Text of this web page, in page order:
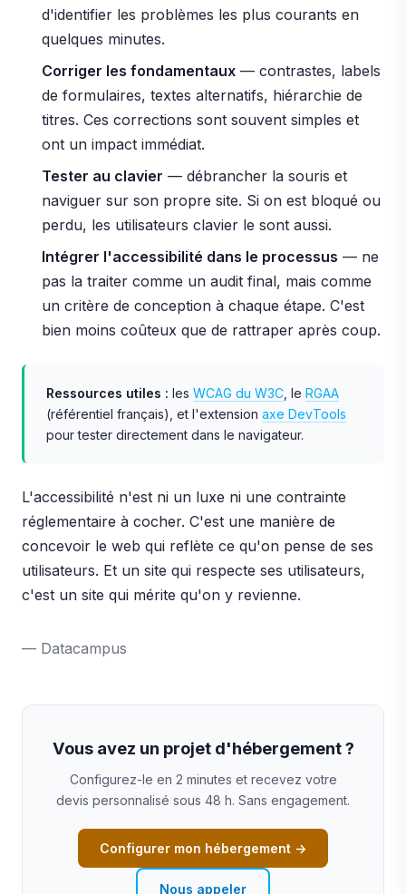
d'identifier les problèmes les plus courants en
quelques minutes.
Corriger les fondamentaux — contrastes, labels
de formulaires, textes alternatifs, hiérarchie de
titres. Ces corrections sont souvent simples et
ont un impact immédiat.
Tester au clavier — débrancher la souris et
naviguer sur son propre site. Si on est bloqué ou
perdu, les utilisateurs clavier le sont aussi.
Intégrer l'accessibilité dans le processus — ne
pas la traiter comme un audit final, mais comme
un critère de conception à chaque étape. C'est
bien moins coûteux que de rattraper après coup.
Ressources utiles : les WCAG du W3C , le RGAA
(référentiel français), et l'extension axe DevTools
pour tester directement dans le navigateur.
L'accessibilité n'est ni un luxe ni une contrainte
réglementaire à cocher. C'est une manière de
concevoir le web qui reflète ce qu'on pense de ses
utilisateurs. Et un site qui respecte ses utilisateurs,
c'est un site qui mérite qu'on y revienne.
— Datacampus
Vous avez un projet d'hébergement ?
Configurez-le en 2 minutes et recevez votre
devis personnalisé sous 48 h. Sans engagement.
Configurer mon hébergement →
Nous appeler